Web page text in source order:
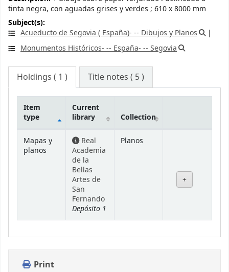
tinta negra, con aguadas grises y verdes ; 610 x 8000 mm
Subject(s):
Acueducto de Segovia ( España)- -- Dibujos y Planos
Monumentos Históricos- -- España- -- Segovia
Holdings ( 1 ) Title notes ( 5 )
Item
type
Current
library
Collection
Mapas y
planos
Real
Academia
de la
Bellas
Artes de
San
Fernando
Depósito 1
Planos
Print